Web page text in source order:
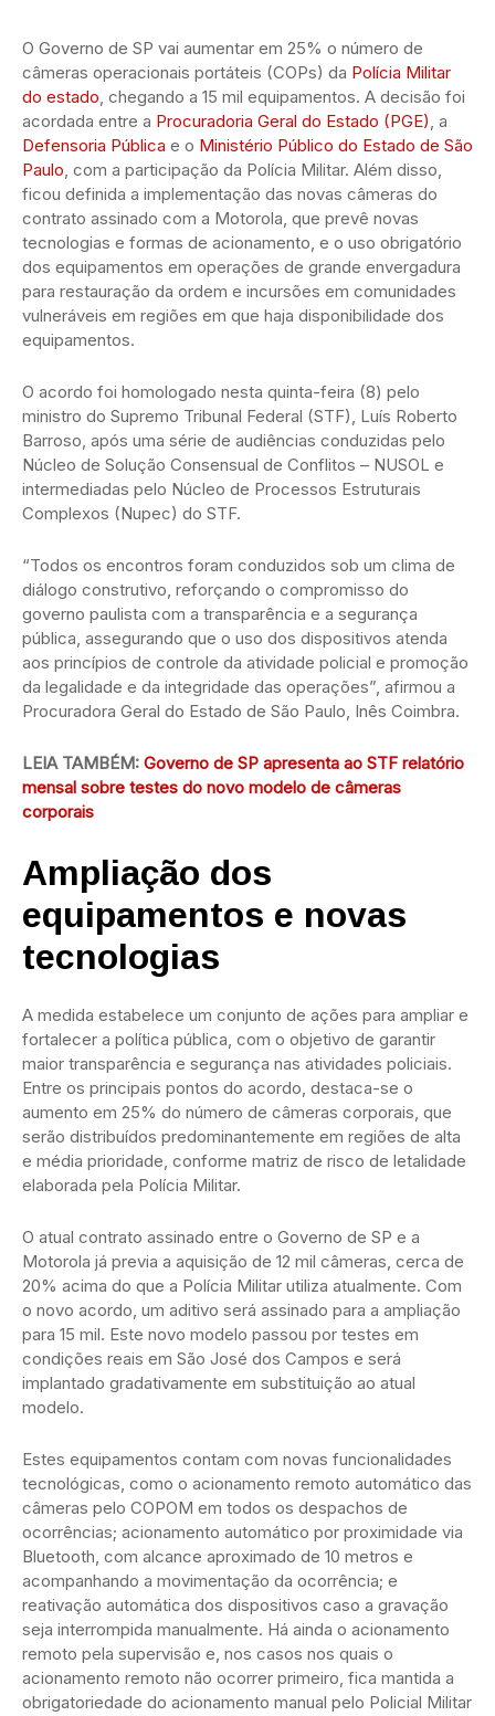
O Governo de SP vai aumentar em 25% o número de
câmeras operacionais portáteis (COPs) da Polícia Militar
do estado, chegando a 15 mil equipamentos. A decisão foi
acordada entre a Procuradoria Geral do Estado (PGE), a
Defensoria Pública e o Ministério Público do Estado de São
Paulo, com a participação da Polícia Militar. Além disso,
ficou definida a implementação das novas câmeras do
contrato assinado com a Motorola, que prevê novas
tecnologias e formas de acionamento, e o uso obrigatório
dos equipamentos em operações de grande envergadura
para restauração da ordem e incursões em comunidades
vulneráveis em regiões em que haja disponibilidade dos
equipamentos.
O acordo foi homologado nesta quinta-feira (8) pelo
ministro do Supremo Tribunal Federal (STF), Luís Roberto
Barroso, após uma série de audiências conduzidas pelo
Núcleo de Solução Consensual de Conflitos – NUSOL e
intermediadas pelo Núcleo de Processos Estruturais
Complexos (Nupec) do STF.
“Todos os encontros foram conduzidos sob um clima de
diálogo construtivo, reforçando o compromisso do
governo paulista com a transparência e a segurança
pública, assegurando que o uso dos dispositivos atenda
aos princípios de controle da atividade policial e promoção
da legalidade e da integridade das operações”, afirmou a
Procuradora Geral do Estado de São Paulo, Inês Coimbra.
LEIA TAMBÉM: Governo de SP apresenta ao STF relatório
mensal sobre testes do novo modelo de câmeras
corporais
Ampliação dos
equipamentos e novas
tecnologias
A medida estabelece um conjunto de ações para ampliar e
fortalecer a política pública, com o objetivo de garantir
maior transparência e segurança nas atividades policiais.
Entre os principais pontos do acordo, destaca-se o
aumento em 25% do número de câmeras corporais, que
serão distribuídos predominantemente em regiões de alta
e média prioridade, conforme matriz de risco de letalidade
elaborada pela Polícia Militar.
O atual contrato assinado entre o Governo de SP e a
Motorola já previa a aquisição de 12 mil câmeras, cerca de
20% acima do que a Polícia Militar utiliza atualmente. Com
o novo acordo, um aditivo será assinado para a ampliação
para 15 mil. Este novo modelo passou por testes em
condições reais em São José dos Campos e será
implantado gradativamente em substituição ao atual
modelo.
Estes equipamentos contam com novas funcionalidades
tecnológicas, como o acionamento remoto automático das
câmeras pelo COPOM em todos os despachos de
ocorrências; acionamento automático por proximidade via
Bluetooth, com alcance aproximado de 10 metros e
acompanhando a movimentação da ocorrência; e
reativação automática dos dispositivos caso a gravação
seja interrompida manualmente. Há ainda o acionamento
remoto pela supervisão e, nos casos nos quais o
acionamento remoto não ocorrer primeiro, fica mantida a
obrigatoriedade do acionamento manual pelo Policial Militar